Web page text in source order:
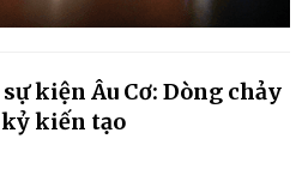
kiện Âu Cơ: Dòng chảy
kiến tạo